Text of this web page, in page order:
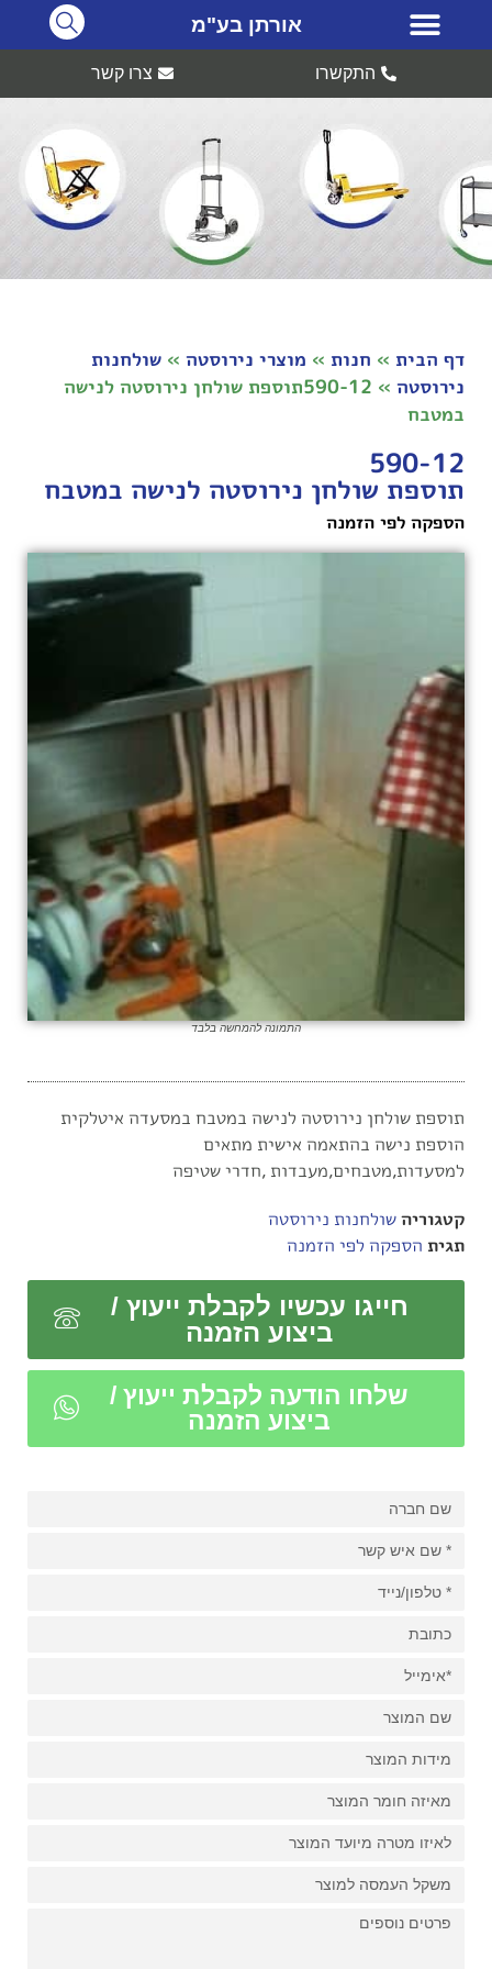
אורתן בע"מ
התקשרו צרו קשר
דף הבית » חנות » מוצרי נירוסטה » שולחנות
נירוסטה »
590-12תוספת שולחן נירוסטה לנישה
במטבח
590-12
תוספת שולחן נירוסטה לנישה במטבח
הספקה לפי הזמנה
התמונה להמחשה בלבד
תוספת שולחן נירוסטה לנישה במטבח במסעדה איטלקית
הוספת נישה בהתאמה אישית מתאים
למסעדות,מטבחים,מעבדות ,חדרי שטיפה
קטגוריהשולחנות נירוסטה
תגית הספקה לפי הזמנה
חייגו עכשיו לקבלת ייעוץ /
ביצוע הזמנה
שלחו הודעה לקבלת ייעוץ /
ביצוע הזמנה